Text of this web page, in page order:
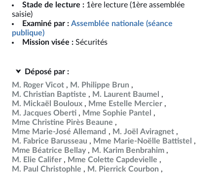
Stade de lecture : 1ère lecture (1ère assemblée
saisie)
Examiné par : Assemblée nationale (séance
publique)
Mission visée : Sécurités
Déposé par :
M. Roger Vicot
M. Philippe Brun
M. Christian Baptiste
M. Laurent Baumel
M. Mickaël Bouloux
Mme Estelle Mercier
M. Jacques Oberti
Mme Sophie Pantel
Mme Christine Pirès Beaune
Mme Marie-José Allemand
M. Joël Aviragnet
M. Fabrice Barusseau
Mme Marie-Noëlle Battistel
Mme Béatrice Bellay
M. Karim Benbrahim
M. Elie Califer
Mme Colette Capdevielle
M. Paul Christophle
M. Pierrick Courbon